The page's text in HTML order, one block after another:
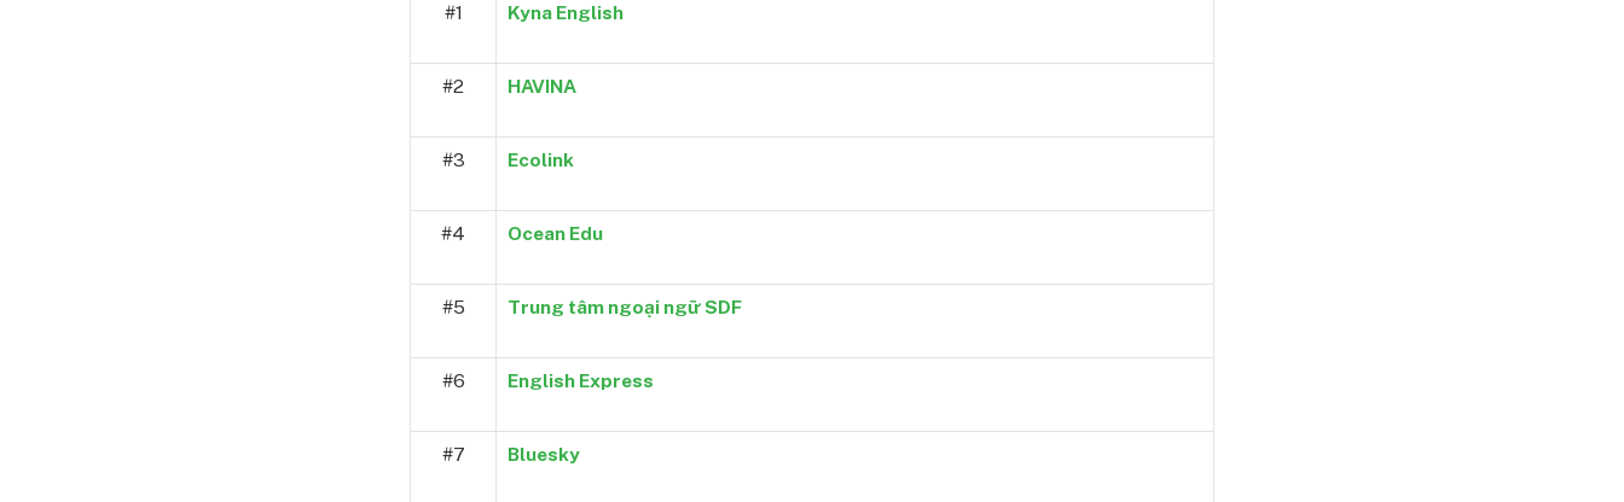
#1 Kyna English
#2 HAVINA
#3 Ecolink
#4 Ocean Edu
#5 Trung tâm ngoại ngữ SDF
#6 English Express
#7 Bluesky